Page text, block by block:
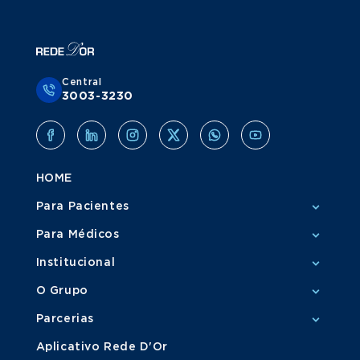
Central
3003-3230
HOME
Para Pacientes
Para Médicos
Institucional
O Grupo
Parcerias
Aplicativo Rede D'Or